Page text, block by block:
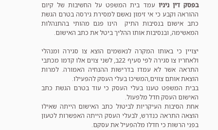
בפסק דין ניניו עמד בית המשפט על החשיבות של קיום
ההוראה וקבע כי אי זימון נאשם למסירת גירסה בטרם הגשת
כתב אישום בנסיבות התיק הינו פגם מהותי בהתנהלות
המאשימה, ובנסיבות אותו ההליך ביטל את כתב האישום.
יצויין כי באותו המקרה לנאשמים הוצא צו סגירה ומנהלי
ולאחריו צו סגירה לפי סעיף 22ב, לשני צוים אלו קדמו מכתבי
התראה אשר לא עמדו בדרישות ההנחיה האמורה. למרות
הוצאת אותם צווים,המשיכו בעלי העסק להפעילו.
בבית המשפט טענו בעלי העסק כי עוד בטרם הגשת כתב
האישום העסק חדל מלפעול.
אחת הסיבות העיקריות לביטול כתב האישום הייתה שאילו
הוצאה התראה כנדרש, לבעלי העסק הייתה האפשרות לטעון
בפני הרשות כי חדלו מלהפעיל את עסקם.